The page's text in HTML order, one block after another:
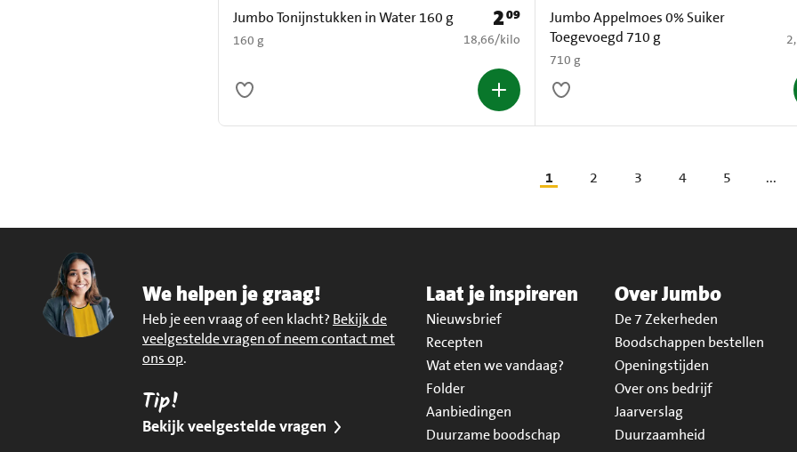
Jumbo Tonijnstukken in Water 160 g
160 g
Prijs: € 2,09
209
€ 18,66 per kilo
18,66/kilo
Jumbo Appelmoes 0% Suiker
Toegevoegd 710 g
710 g
€
1 2 3 4 5 ...
We helpen je graag!
Heb je een vraag of een klacht? Bekijk de
veelgestelde vragen of neem contact met
ons op.
Tip!
Bekijk veelgestelde vragen
Laat je inspireren
Nieuwsbrief
Recepten
Wat eten we vandaag?
Folder
Aanbiedingen
Duurzame boodschap
Over Jumbo
De 7 Zekerheden
Boodschappen bestellen
Openingstijden
Over ons bedrijf
Jaarverslag
Duurzaamheid